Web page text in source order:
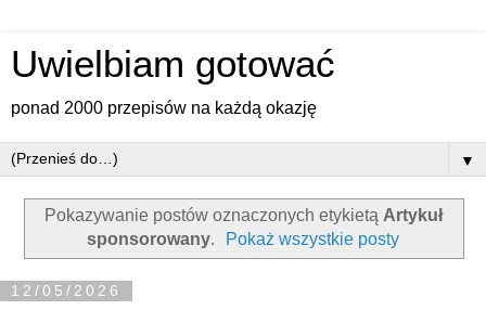
Uwielbiam gotować
ponad 2000 przepisów na każdą okazję
▼
Pokazywanie postów oznaczonych etykietą Artykuł
sponsorowany. Pokaż wszystkie posty
12/05/2026